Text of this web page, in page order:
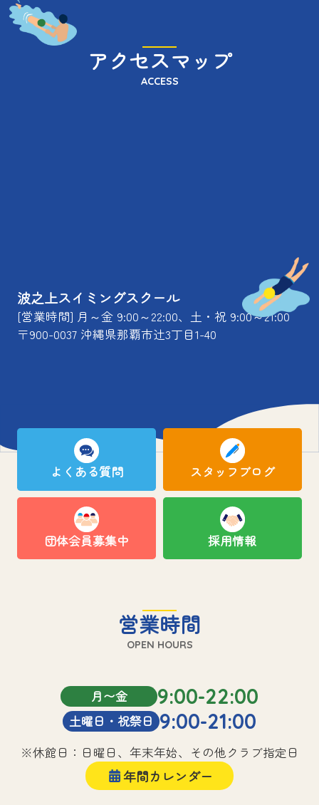
アクセスマップ
ACCESS
波之上スイミングスクール
[営業時間] 月～金 9:00～22:00、土・祝 9:00～21:00
〒900-0037 沖縄県那覇市辻3丁目1-40
よくある質問 スタッフブログ
団体会員募集中 採用情報
営業時間
OPEN HOURS
月〜金 9:00-22:00
土曜日・祝祭日 9:00-21:00
※休館日：日曜日、年末年始、その他クラブ指定日
年間カレンダー